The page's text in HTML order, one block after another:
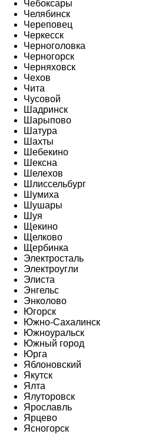
Чебоксары
Челябинск
Череповец
Черкесск
Черноголовка
Черногорск
Черняховск
Чехов
Чита
Чусовой
Шадринск
Шарыпово
Шатура
Шахты
Шебекино
Шексна
Шелехов
Шлиссельбург
Шумиха
Шушары
Шуя
Щекино
Щелково
Щербинка
Электросталь
Электроугли
Элиста
Энгельс
Энколово
Югорск
Южно-Сахалинск
Южноуральск
Южный город
Юрга
Яблоновский
Якутск
Ялта
Ялуторовск
Ярославль
Ярцево
Ясногорск